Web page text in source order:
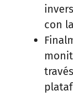
con